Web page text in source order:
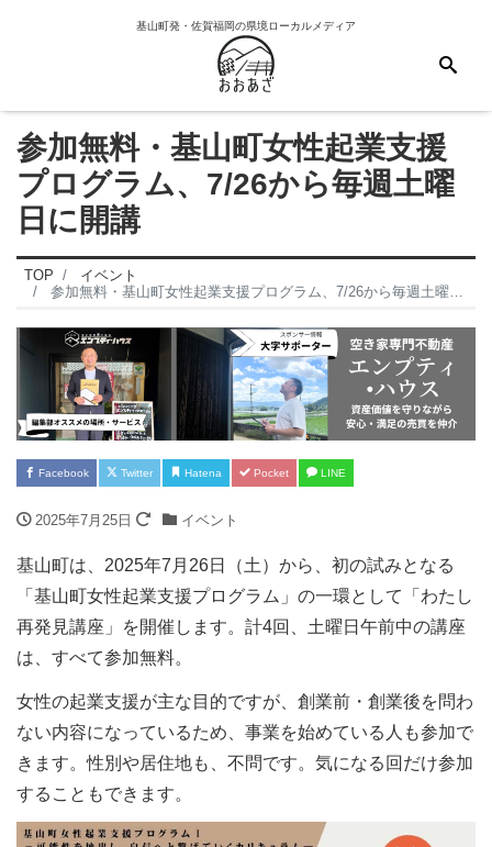
基山町発・佐賀福岡の県境ローカルメディア
参加無料・基山町女性起業支援
プログラム、7/26から毎週土曜
日に開講
TOP
イベント
参加無料・基山町女性起業支援プログラム、7/26から毎週土曜日に開講
Facebook Twitter Hatena Pocket LINE
2025年7月25日 イベント
基山町は、2025年7月26日（土）から、初の試みとなる
「基山町女性起業支援プログラム」の一環として「わたし
再発見講座」を開催します。計4回、土曜日午前中の講座
は、すべて参加無料。
女性の起業支援が主な目的ですが、創業前・創業後を問わ
ない内容になっているため、事業を始めている人も参加で
きます。性別や居住地も、不問です。気になる回だけ参加
することもできます。